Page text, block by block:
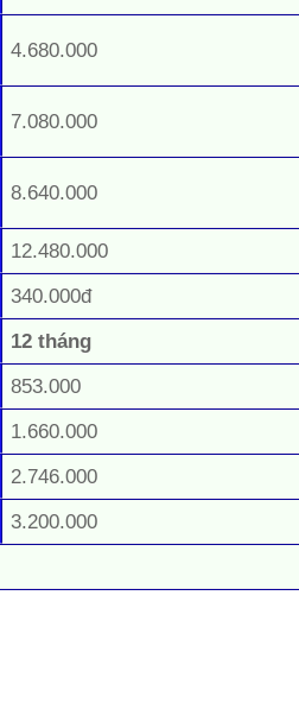
4.680.000
7.080.000
8.640.000
12.480.000
340.000đ
12 tháng
853.000
1.660.000
2.746.000
3.200.000